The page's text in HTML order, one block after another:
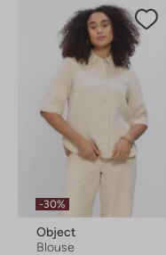
-30%
Object
Blouse